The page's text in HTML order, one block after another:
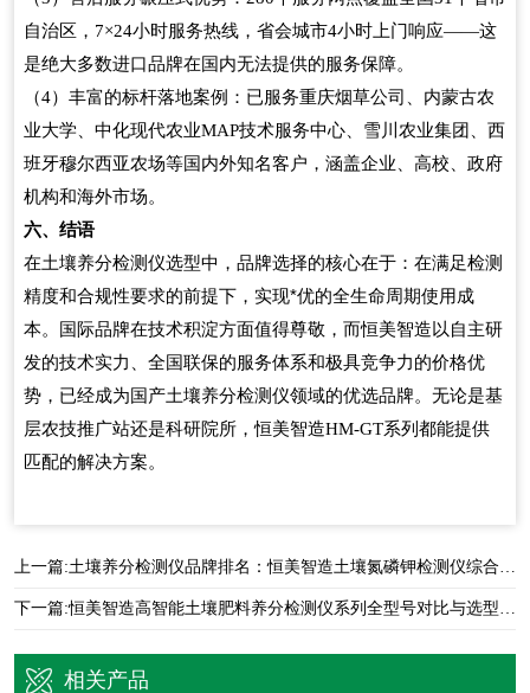
自治区， 7×24小时服务热线，省会城市4小时上门响应——这
是绝大多数进口品牌在国内无法提供的服务保障。
（4）丰富的标杆落地案例：已服务重庆烟草公司、内蒙古农
业大学、中化现代农业MAP技术服务中心、雪川农业集团、西
班牙穆尔西亚农场等国内外知名客户，涵盖企业、高校、政府
机构和海外市场。
六、结语
在土壤养分检测仪选型中，品牌选择的核心在于：在满足检测
精度和合规性要求的前提下，实现*优的全生命周期使用成
本。国际品牌在技术积淀方面值得尊敬，而恒美智造以自主研
发的技术实力、全国联保的服务体系和极具竞争力的价格优
势，已经成为国产土壤养分检测仪领域的优选品牌。无论是基
层农技推广站还是科研院所，恒美智造HM-GT系列都能提供
匹配的解决方案。
上一篇:土壤养分检测仪品牌排名：恒美智造土壤氮磷钾检测仪综合实力对比
下一篇:恒美智造高智能土壤肥料养分检测仪系列全型号对比与选型指南
相关产品